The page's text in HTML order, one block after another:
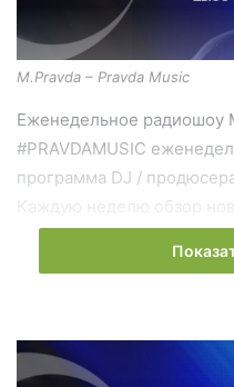
M.Pravda – Pravda Music
Еженедельное радиошоу
#PRAVDAMUSIC
программа DJ /
Каждую неделю обзор
треков.
В рамках программы
Слушать онлайн новый